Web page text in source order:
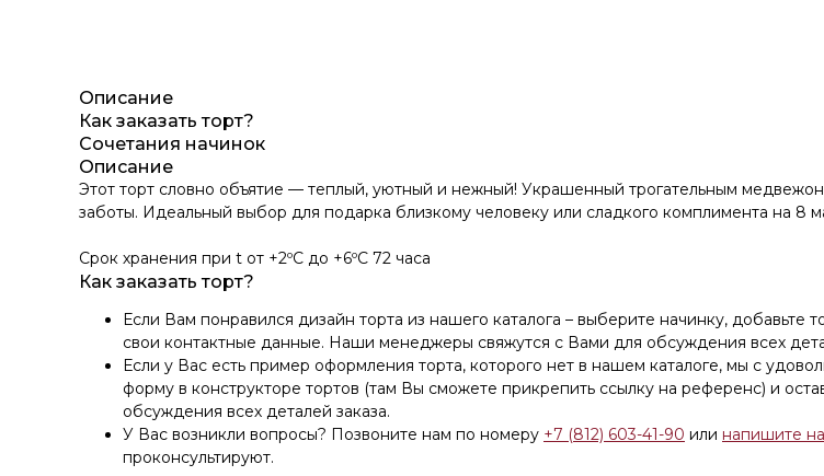
Описание
Как заказать торт?
Сочетания начинок
Описание
Этот торт словно объятие — теплый, уютный и нежный! Украшенный трогательным
заботы. Идеальный выбор для подарка близкому человеку или сладкого комплимента на 8
Срок хранения при t от +2ºС до +6ºС 72 часа
Как заказать торт?
Если Вам понравился дизайн торта из нашего каталога – выберите начинку, добавьте
свои контактные данные. Наши менеджеры свяжутся с Вами для обсуждения всех
Если у Вас есть пример оформления торта, которого нет в нашем каталоге, мы с
форму в конструкторе тортов (там Вы сможете прикрепить ссылку на референс) и
обсуждения всех деталей заказа.
У Вас возникли вопросы? Позвоните нам по номеру +7 (812) 603-41-90 или напишите
проконсультируют.